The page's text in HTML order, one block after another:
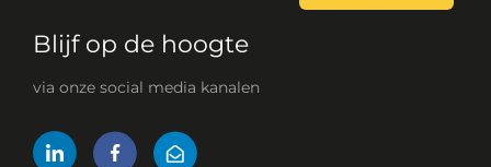
Blijf op de hoogte
via onze social media kanalen